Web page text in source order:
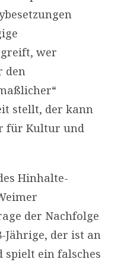
wer
den
stellt, der kann
für Kultur und
Hinhalte-
der Nachfolge
Jährige, der ist an
spielt ein falsches